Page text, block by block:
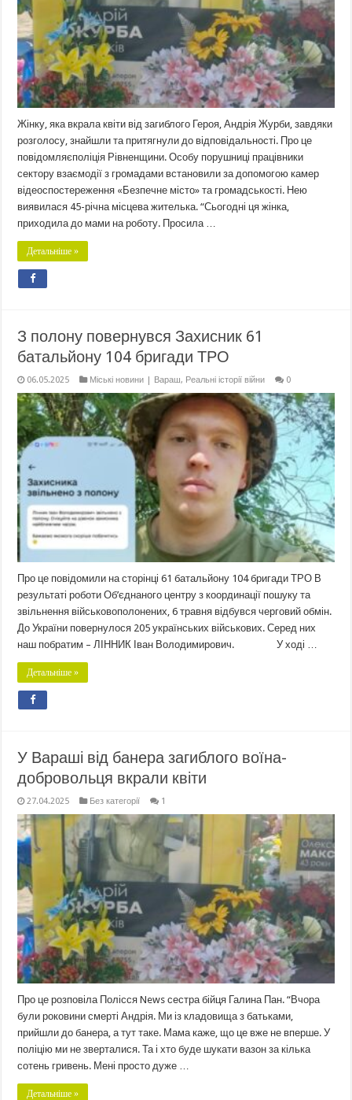
Жінку, яка вкрала квіти від загиблого Героя, Андрія Журби, завдяки
розголосу, знайшли та притягнули до відповідальності. Про це
повідомляєполіція Рівненщини. Особу порушниці працівники
сектору взаємодії з громадами встановили за допомогою камер
відеоспостереження «Безпечне місто» та громадськості. Нею
виявилася 45-річна місцева жителька. “Сьогодні ця жінка,
приходила до мами на роботу. Просила …
Детальніше »
З полону повернувся Захисник 61
батальйону 104 бригади ТРО
06.05.2025 Міські новини | Вараш, Реальні історії війни 0
Про це повідомили на сторінці 61 батальйону 104 бригади ТРО В
результаті роботи Об’єднаного центру з координації пошуку та
звільнення військовополонених, 6 травня відбувся черговий обмін.
До України повернулося 205 українських військових. Серед них
наш побратим – ЛІННИК Іван Володимирович. У ході …
Детальніше »
У Вараші від банера загиблого воїна-
добровольця вкрали квіти
27.04.2025 Без категорії 1
Про це розповіла Полісся News сестра бійця Галина Пан. “Вчора
були роковини смерті Андрія. Ми із кладовища з батьками,
прийшли до банера, а тут таке. Мама каже, що це вже не вперше. У
поліцію ми не зверталися. Та і хто буде шукати вазон за кілька
сотень гривень. Мені просто дуже …
Детальніше »